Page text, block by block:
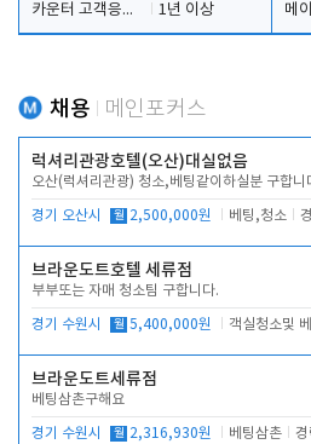
카운터 고객응대 및 야간더블청소
1년 이상
메
채용 메인포커스
럭셔리관광호텔(오산)대실없음
오산(럭셔리관광) 청소,베팅같이하실분 구합니
경기 오산시 월 2,500,000원 베팅,청소
브라운도트호텔 세류점
부부또는 자매 청소팀 구합니다.
경기 수원시 월 5,400,000원 객실청소및
브라운도트세류점
베팅삼촌구해요
경기 수원시 월 2,316,930원 베팅삼촌